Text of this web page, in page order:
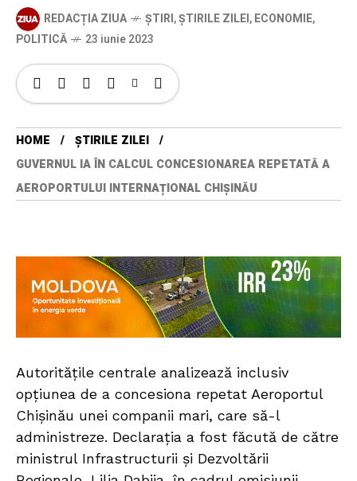
REDACȚIA ZIUA ȘTIRI,ȘTIRILE ZILEI,ECONOMIE,
POLITICĂ
23 iunie 2023
HOME
ȘTIRILE ZILEI
GUVERNUL IA ÎN CALCUL CONCESIONAREA REPETATĂ A
AEROPORTULUI INTERNAȚIONAL CHIȘINĂU
Autoritățile centrale analizează inclusiv
opțiunea de a concesiona repetat Aeroportul
Chișinău unei companii mari, care să-l
administreze. Declarația a fost făcută de către
ministrul Infrastructurii și Dezvoltării